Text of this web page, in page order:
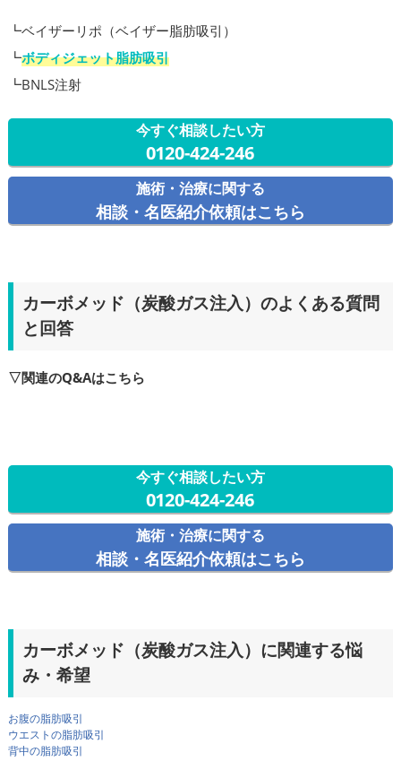
┗ベイザーリポ（ベイザー脂肪吸引）
┗ボディジェット脂肪吸引
┗BNLS注射
今すぐ相談したい方
0120-424-246
施術・治療に関する
相談・名医紹介依頼はこちら
カーボメッド（炭酸ガス注入）のよくある質問
と回答
▽関連のQ&Aはこちら
今すぐ相談したい方
0120-424-246
施術・治療に関する
相談・名医紹介依頼はこちら
カーボメッド（炭酸ガス注入）に関連する悩
み・希望
お腹の脂肪吸引
ウエストの脂肪吸引
背中の脂肪吸引